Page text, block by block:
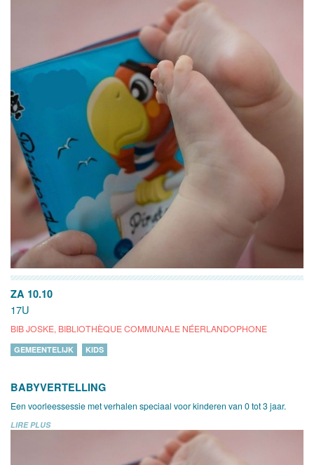
ZA 10.10
17U
BIB JOSKE, BIBLIOTHÈQUE COMMUNALE NÉERLANDOPHONE
GEMEENTELIJK KIDS
BABYVERTELLING
Een voorleessessie met verhalen speciaal voor kinderen van 0 tot 3 jaar.
LIRE PLUS